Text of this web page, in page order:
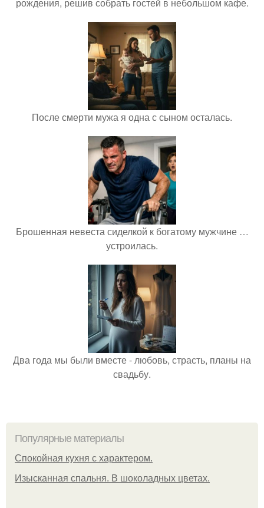
рождения, решив собрать гостей в небольшом кафе.
После смерти мужа я одна с сыном осталась.
Брошенная невеста сиделкой к богатому мужчине …
устроилась.
Два года мы были вместе - любовь, страсть, планы на
свадьбу.
Популярные материалы
Спокойная кухня с характером.
Изысканная спальня. В шоколадных цветах.